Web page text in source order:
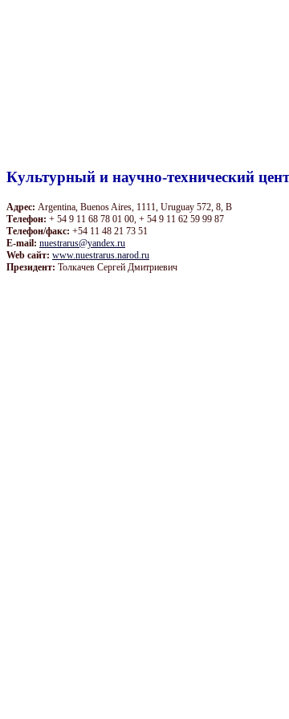
Культурный и научно-технический
Адрес: Argentina, Buenos Aires, 1111, Uruguay 572, 8, B
Телефон: + 54 9 11 68 78 01 00, + 54 9 11 62 59 99 87
Телефон/факс: +54 11 48 21 73 51
E-mail: nuestrarus@yandex.ru
Web сайт: www.nuestrarus.narod.ru
Президент: Толкачев Сергей Дмитриевич